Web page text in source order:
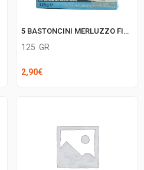
5 BASTONCINI MERLUZZO FINDUS
125 GR
2,90€